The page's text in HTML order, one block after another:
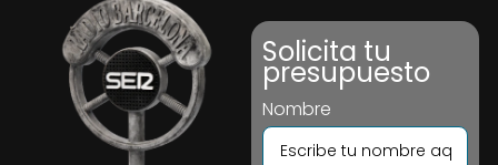
Solicita tu
presupuesto
Nombre